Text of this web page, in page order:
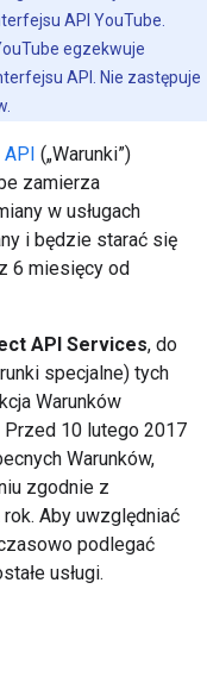
API YouTube.
egzekwuje
API. Nie zastępuje
API („Warunki”)
zamierza
w usługach
i będzie starać się
6 miesięcy od
API Services, do
specjalne) tych
Warunków
Przed 10 lutego 2017
Warunków,
zgodnie z
Aby uwzględniać
podlegać
usługi.